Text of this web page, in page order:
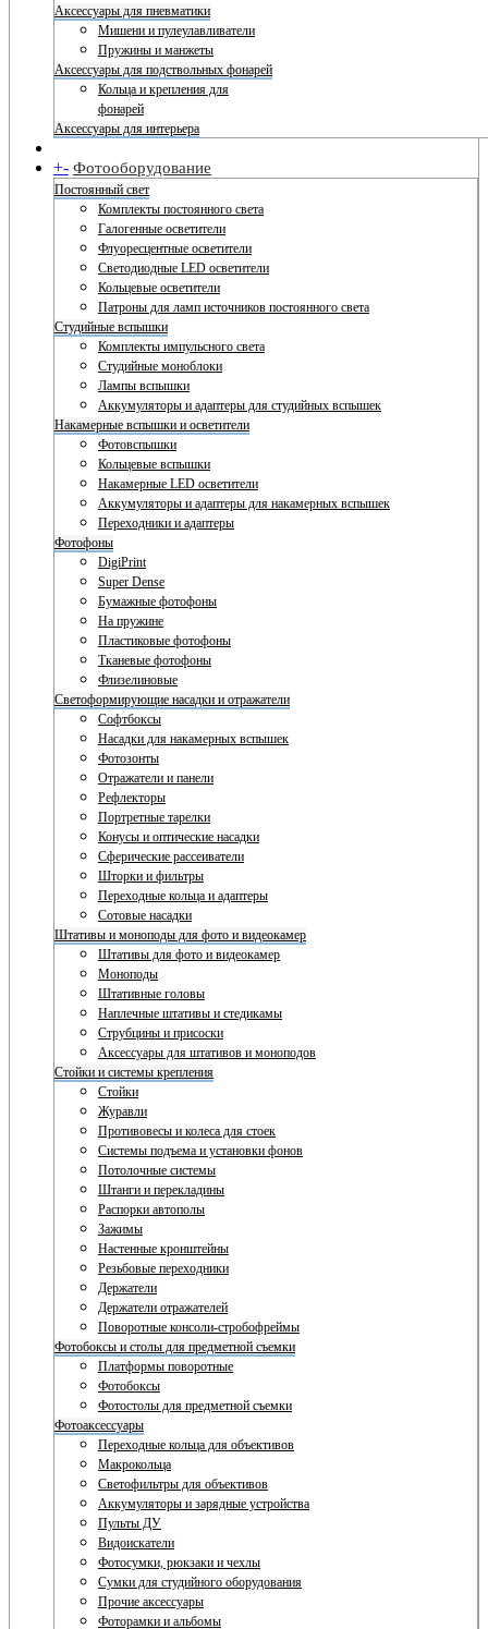
Аксессуары для пневматики
Мишени и пулеулавливатели
Пружины и манжеты
Аксессуары для подствольных фонарей
Кольца и крепления для
фонарей
Аксессуары для интерьера
+- Фотооборудование
Постоянный свет
Комплекты постоянного света
Галогенные осветители
Флуоресцентные осветители
Светодиодные LED осветители
Кольцевые осветители
Патроны для ламп источников постоянного света
Студийные вспышки
Комплекты импульсного света
Студийные моноблоки
Лампы вспышки
Аккумуляторы и адаптеры для студийных вспышек
Накамерные вспышки и осветители
Фотовспышки
Кольцевые вспышки
Накамерные LED осветители
Аккумуляторы и адаптеры для накамерных вспышек
Переходники и адаптеры
Фотофоны
DigiPrint
Super Dense
Бумажные фотофоны
На пружине
Пластиковые фотофоны
Тканевые фотофоны
Флизелиновые
Светоформирующие насадки и отражатели
Софтбоксы
Насадки для накамерных вспышек
Фотозонты
Отражатели и панели
Рефлекторы
Портретные тарелки
Конусы и оптические насадки
Сферические рассеиватели
Шторки и фильтры
Переходные кольца и адаптеры
Сотовые насадки
Штативы и моноподы для фото и видеокамер
Штативы для фото и видеокамер
Моноподы
Штативные головы
Наплечные штативы и стедикамы
Струбцины и присоски
Аксессуары для штативов и моноподов
Стойки и системы крепления
Стойки
Журавли
Противовесы и колеса для стоек
Системы подъема и установки фонов
Потолочные системы
Штанги и перекладины
Распорки автополы
Зажимы
Настенные кронштейны
Резьбовые переходники
Держатели
Держатели отражателей
Поворотные консоли-стробофреймы
Фотобоксы и столы для предметной съемки
Платформы поворотные
Фотобоксы
Фотостолы для предметной съемки
Фотоаксессуары
Переходные кольца для объективов
Макрокольца
Светофильтры для объективов
Аккумуляторы и зарядные устройства
Пульты ДУ
Видоискатели
Фотосумки, рюкзаки и чехлы
Сумки для студийного оборудования
Прочие аксессуары
Фоторамки и альбомы